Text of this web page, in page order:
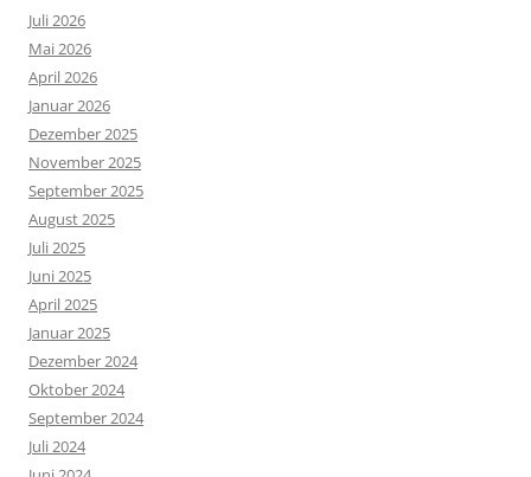
Juli 2026
Mai 2026
April 2026
Januar 2026
Dezember 2025
November 2025
September 2025
August 2025
Juli 2025
Juni 2025
April 2025
Januar 2025
Dezember 2024
Oktober 2024
September 2024
Juli 2024